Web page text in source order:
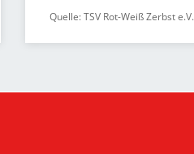
Quelle: TSV Rot-Weiß Zerbst e.V.